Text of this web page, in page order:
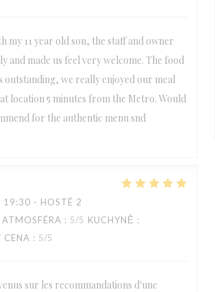
my 11 year old son, the staff and owner
and made us feel very welcome. The food
outstanding, we really enjoyed our meal
location 5 minutes from the Metro. Would
for the authentic menu snd
19:30 - HOSTÉ 2
ATMOSFÉRA : 5/5 KUCHYNĚ :
: 5/5
sur les recommandations d'une